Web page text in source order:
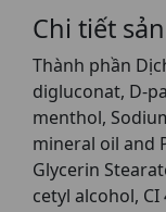
Chi tiết
Thành phần
digluconat, D-
menthol,
mineral oil and
Glycerin
cetyl alcohol,